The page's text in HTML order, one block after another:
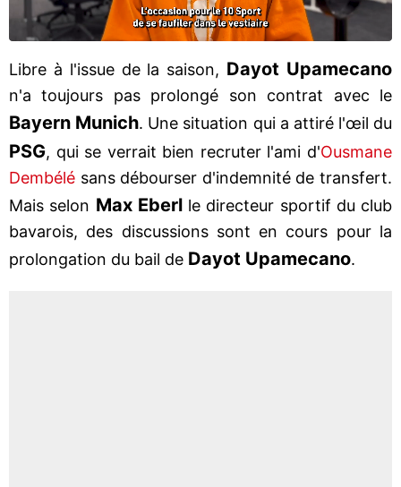
Libre à l'issue de la saison, Dayot Upamecano
n'a toujours pas prolongé son contrat avec le
Bayern Munich. Une situation qui a attiré l'œil du
PSG, qui se verrait bien recruter l'ami d'Ousmane
Dembélé sans débourser d'indemnité de transfert.
Mais selon Max Eberlle directeur sportif du club
bavarois, des discussions sont en cours pour la
prolongation du bail de Dayot Upamecano.